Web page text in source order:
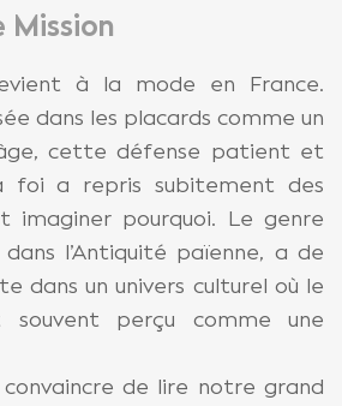
Mission
à la mode en France.
dans les placards comme un
cette défense patient et
foi a repris subitement des
imaginer pourquoi. Le genre
l’Antiquité païenne, a de
dans un univers culturel où le
souvent perçu comme une
convaincre de lire notre grand